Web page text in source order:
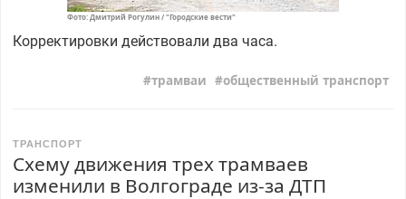
Фото: Дмитрий Рогулин / "Городские вести"
Корректировки действовали два часа.
трамваи общественный транспорт
ТРАНСПОРТ
Схему движения трех трамваев
изменили в Волгограде из-за ДТП